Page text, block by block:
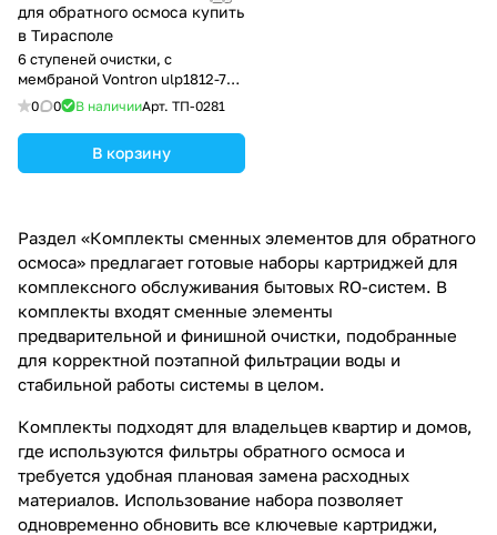
для обратного осмоса купить
в Тирасполе
6 ступеней очистки, с
мембраной Vontron ulp1812-75
GPD
0 0 В наличииАрт. ТП-0281
В корзину
Раздел «Комплекты сменных элементов для обратного
осмоса» предлагает готовые наборы картриджей для
комплексного обслуживания бытовых RO-систем. В
комплекты входят сменные элементы
предварительной и финишной очистки, подобранные
для корректной поэтапной фильтрации воды и
стабильной работы системы в целом.
Комплекты подходят для владельцев квартир и домов,
где используются фильтры обратного осмоса и
требуется удобная плановая замена расходных
материалов. Использование набора позволяет
одновременно обновить все ключевые картриджи,